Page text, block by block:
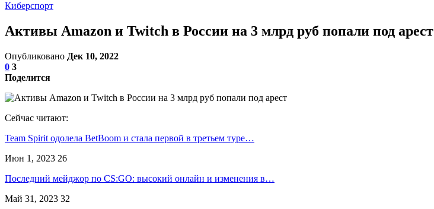
Киберспорт
Активы Amazon и Twitch в России на 3 млрд руб попали под арест
Опубликовано Дек 10, 2022
0 3
Поделится
Сейчас читают:
Team Spirit одолела BetBoom и стала первой в третьем туре…
Июн 1, 2023 26
Последний мейджор по CS:GO: высокий онлайн и изменения в…
Май 31, 2023 32